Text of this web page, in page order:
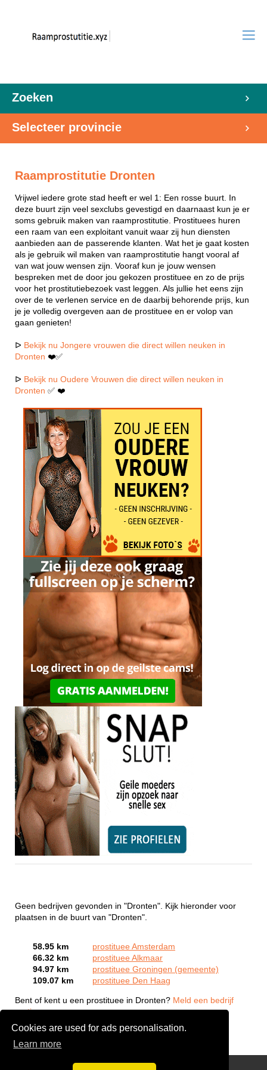
Cookies are used for ads personalisation.
Learn more
Zoeken
Selecteer provincie
Raamprostitutie Dronten
Vrijwel iedere grote stad heeft er wel 1: Een rosse buurt. In
deze buurt zijn veel sexclubs gevestigd en daarnaast kun je er
soms gebruik maken van raamprostitutie. Prostituees huren
een raam van een exploitant vanuit waar zij hun diensten
aanbieden aan de passerende klanten. Wat het je gaat kosten
als je gebruik wil maken van raamprostitutie hangt vooral af
van wat jouw wensen zijn. Vooraf kun je jouw wensen
bespreken met de door jou gekozen prostituee en zo de prijs
voor het prostitutiebezoek vast leggen. Als jullie het eens zijn
over de te verlenen service en de daarbij behorende prijs, kun
je je volledig overgeven aan de prostituee en er volop van
gaan genieten!
ᐅ Bekijk nu Jongere vrouwen die direct willen neuken in
Dronten ❤️✅
ᐅ Bekijk nu Oudere Vrouwen die direct willen neuken in
Dronten ✅ ❤️
Geen bedrijven gevonden in "Dronten". Kijk hieronder voor
plaatsen in de buurt van "Dronten".
58.95 km
prostituee Amsterdam
66.32 km
prostituee Alkmaar
94.97 km
prostituee Groningen (gemeente)
109.07 km
prostituee Den Haag
Bent of kent u een prostituee in Dronten? Meld een bedrijf
gratis aan